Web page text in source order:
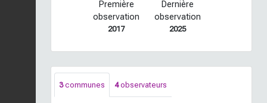
Première
observation
2017
Dernière
observation
2025
3communes 4observateurs